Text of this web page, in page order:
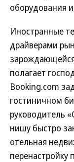
оборудования
Иностранные
драйверами
полагает
Booking.com
гостиничном
руководитель
нишу быстро
отельная
перенастройку